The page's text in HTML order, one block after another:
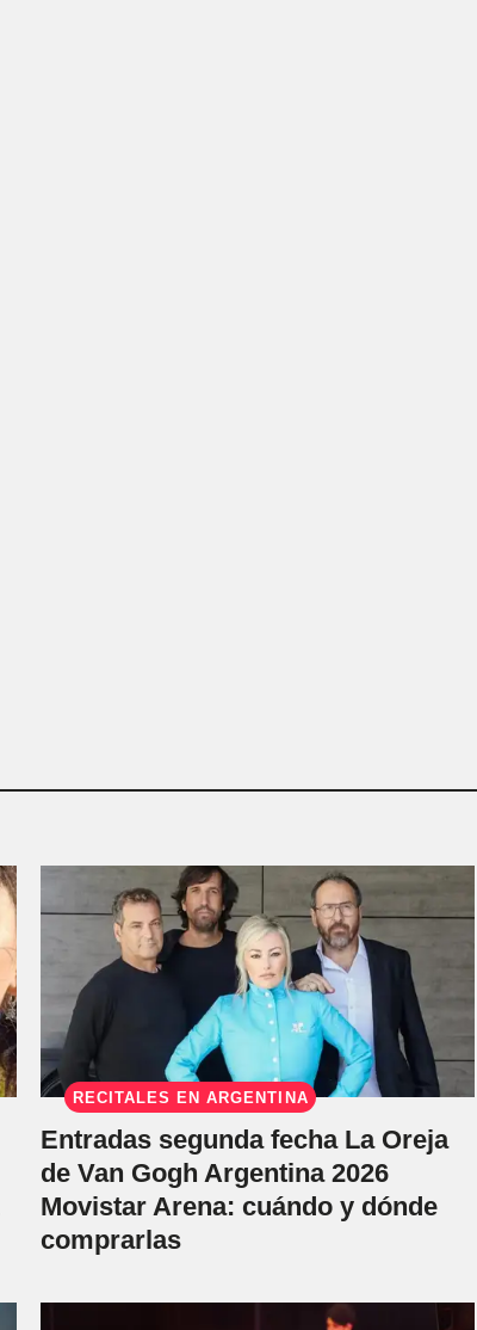
RECITALES EN ARGENTINA
Entradas segunda fecha La Oreja
de Van Gogh Argentina 2026
Movistar Arena: cuándo y dónde
comprarlas